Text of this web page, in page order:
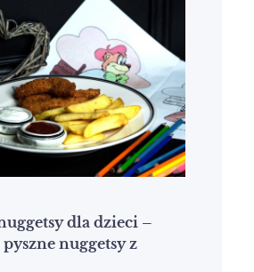
dla dzieci –
nuggetsy z